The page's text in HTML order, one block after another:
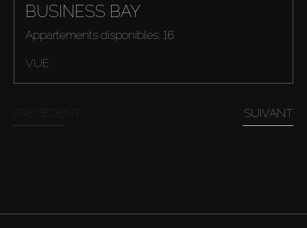
BUSINESS BAY
Appartements disponibles: 16
VUE
SUIVANT